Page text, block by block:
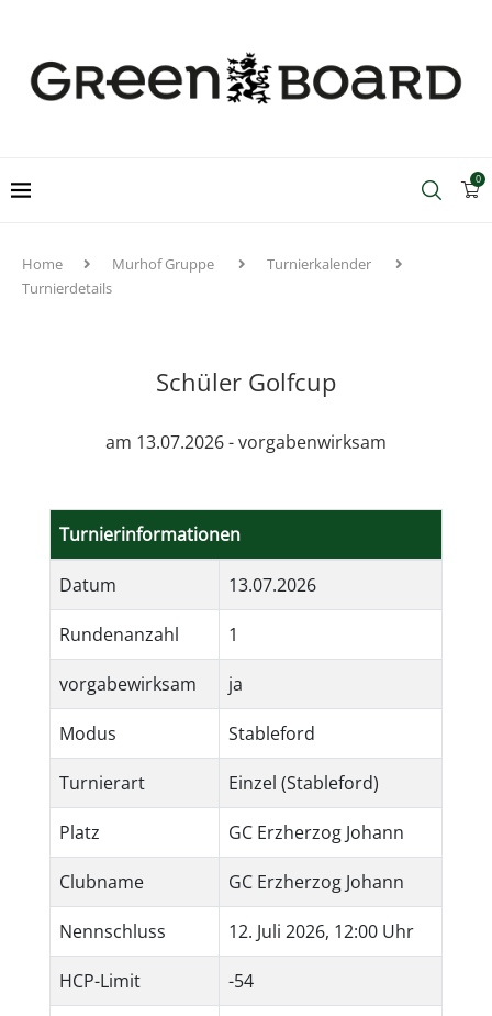
0
Home Murhof Gruppe
Turnierkalender
Turnierdetails
Schüler Golfcup
am 13.07.2026 - vorgabenwirksam
Turnierinformationen
Datum 13.07.2026
Rundenanzahl 1
vorgabewirksam ja
Modus Stableford
Turnierart Einzel (Stableford)
Platz GC Erzherzog Johann
Clubname GC Erzherzog Johann
Nennschluss 12. Juli 2026, 12:00 Uhr
HCP-Limit -54